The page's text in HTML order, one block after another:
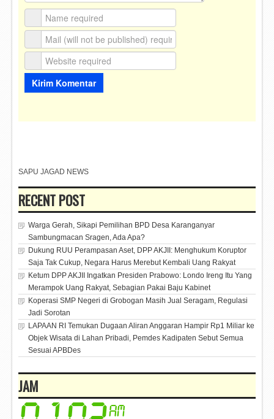
SAPU JAGAD NEWS
RECENT POST
Warga Gerah, Sikapi Pemilihan BPD Desa Karanganyar
Sambungmacan Sragen, Ada Apa?
Dukung RUU Perampasan Aset, DPP AKJII: Menghukum Koruptor
Saja Tak Cukup, Negara Harus Merebut Kembali Uang Rakyat
Ketum DPP AKJII Ingatkan Presiden Prabowo: Londo Ireng Itu Yang
Merampok Uang Rakyat, Sebagian Pakai Baju Kabinet
Koperasi SMP Negeri di Grobogan Masih Jual Seragam, Regulasi
Jadi Sorotan
LAPAAN RI Temukan Dugaan Aliran Anggaran Hampir Rp1 Miliar ke
Objek Wisata di Lahan Pribadi, Pemdes Kadipaten Sebut Semua
Sesuai APBDes
JAM